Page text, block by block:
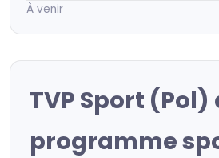
À venir
TVP Sport (Pol)
programme